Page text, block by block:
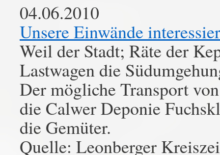
04.06.2010
Unsere Einwände
Weil der Stadt; Räte der
Lastwagen die
Der mögliche Transport
die Calwer Deponie
die Gemüter.
Quelle: Leonberger